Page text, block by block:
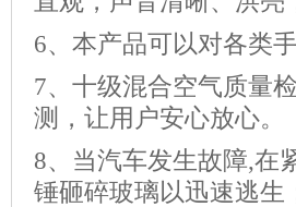
6、本产品可以对各类
7、十级混合空气质量
测，让用户安心放心。
8、当汽车发生故障,在
锤砸碎玻璃以迅速逃生